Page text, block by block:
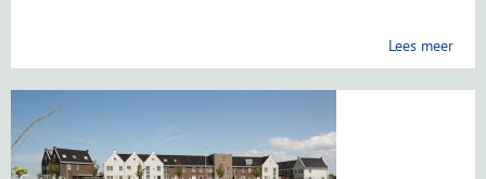
Lees meer